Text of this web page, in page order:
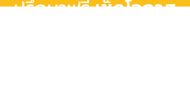
ปรึกษาฟรีเช็คโอกาส